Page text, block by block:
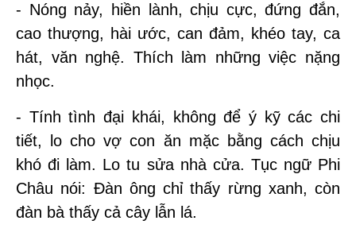
- Nóng nảy, hiền lành, chịu cực, đứng đắn,
cao thượng, hài ước, can đảm, khéo tay, ca
hát, văn nghệ. Thích làm những việc nặng
nhọc.
- Tính tình đại khái, không để ý kỹ các chi
tiết, lo cho vợ con ăn mặc bằng cách chịu
khó đi làm. Lo tu sửa nhà cửa. Tục ngữ Phi
Châu nói: Đàn ông chỉ thấy rừng xanh, còn
đàn bà thấy cả cây lẫn lá.